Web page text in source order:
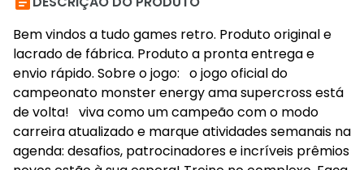
Bem vindos a tudo games retro. Produto original e
lacrado de fábrica. Produto a pronta entrega e
envio rápido. Sobre o jogo: o jogo oficial do
campeonato monster energy ama supercross está
de volta! viva como um campeão com o modo
carreira atualizado e marque atividades semanais na
agenda: desafios, patrocinadores e incríveis prêmios